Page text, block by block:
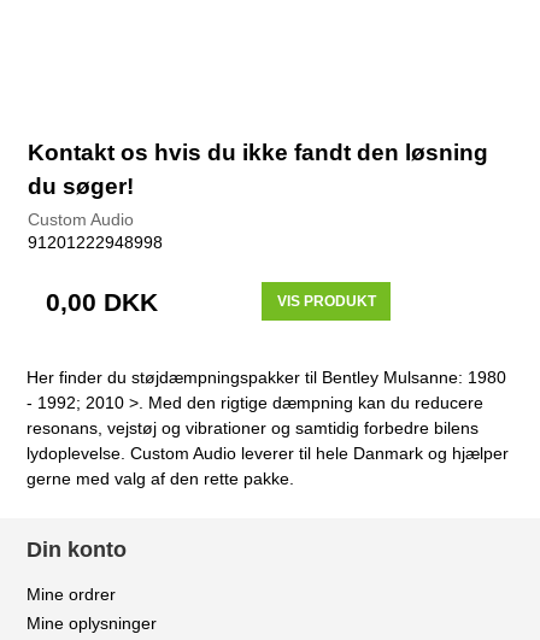
Kontakt os hvis du ikke fandt den løsning
du søger!
Custom Audio
91201222948998
0,00 DKK VIS PRODUKT
Her finder du støjdæmpningspakker til Bentley Mulsanne: 1980
- 1992; 2010 >. Med den rigtige dæmpning kan du reducere
resonans, vejstøj og vibrationer og samtidig forbedre bilens
lydoplevelse. Custom Audio leverer til hele Danmark og hjælper
gerne med valg af den rette pakke.
Din konto
Mine ordrer
Mine oplysninger